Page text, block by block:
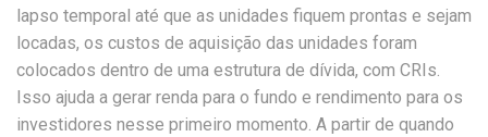
lapso temporal até que as unidades fiquem prontas e sejam
locadas, os custos de aquisição das unidades foram
colocados dentro de uma estrutura de dívida, com CRIs.
Isso ajuda a gerar renda para o fundo e rendimento para os
investidores nesse primeiro momento. A partir de quando